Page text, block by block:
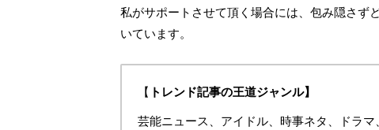
私がサポートさせて頂く場合には、包み隠さず
いています。
【 トレンド記事の王道ジャンル】
芸能ニュース、アイドル、時事ネタ、ドラ